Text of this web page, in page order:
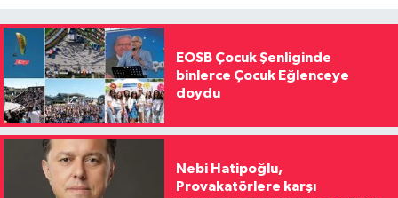
EOSB Çocuk Şenliginde
binlerce Çocuk Eğlenceye
doydu
Nebi Hatipoğlu,
Provakatörlere karşı